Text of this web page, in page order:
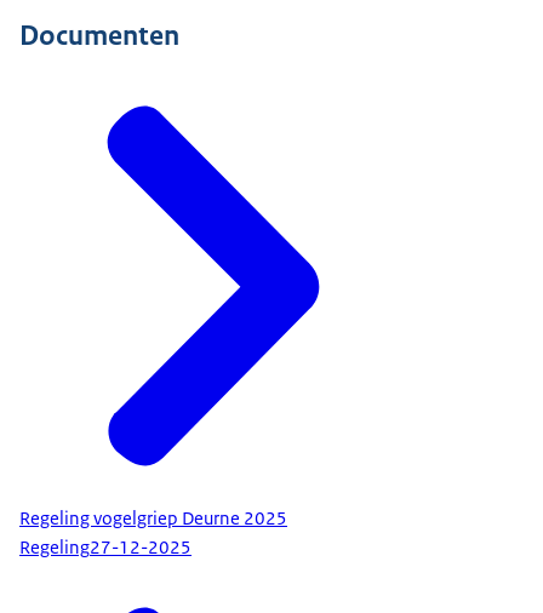
Documenten
Regeling vogelgriep Deurne 2025
Regeling27-12-2025